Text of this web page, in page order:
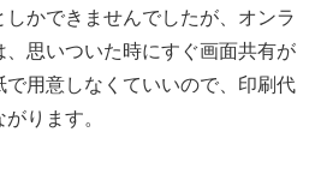
かできませんでしたが、オンラ
思いついた時にすぐ画面共有が
用意しなくていいので、印刷代
ります。